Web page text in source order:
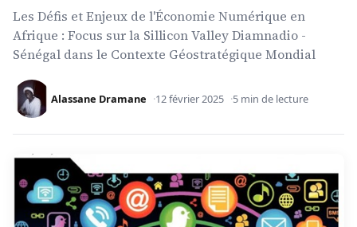
Les Défis et Enjeux de l'Économie Numérique en
Afrique : Focus sur la Sillicon Valley Diamnadio -
Sénégal dans le Contexte Géostratégique Mondial
Alassane Dramane 12 février 2025 5 min de lecture